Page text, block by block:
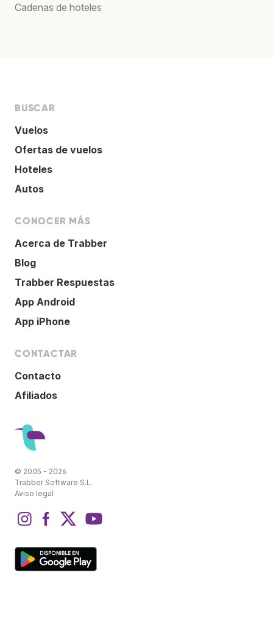
Cadenas de hoteles
BUSCAR
Vuelos
Ofertas de vuelos
Hoteles
Autos
CONOCER MÁS
Acerca de Trabber
Blog
Trabber Respuestas
App Android
App iPhone
CONTACTAR
Contacto
Afiliados
© 2005 - 2026
Trabber Software S.L.
Aviso legal